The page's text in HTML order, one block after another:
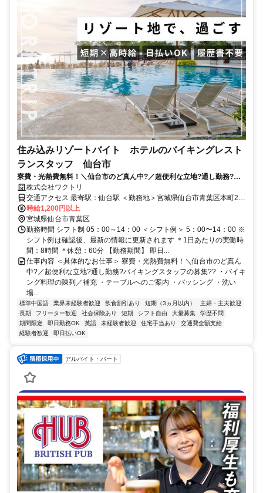
住み込みリゾートバイト ホテルのバイキングレスト
ランスタッフ 仙台市
寮費・光熱費無料！＼仙台市のど真ん中?／超便利な立地?通し勤務?バ
イキングスタッフの募集??
株式会社ワクトリ
交通アクセス 最寄駅：仙台駅 ＜勤務地＞宮城県仙台市青葉区本町2丁
目2-5★寮完備・赴任交通費支給！ 【東京方面より】 新幹線で東京駅
⇒仙台駅（約90分） 仙台駅より徒歩で約12分 ※ご自宅からの通勤も
相談OK！住み込みを希望されない場合もお気軽にご相談ください。
時給1,200円以上
宮城県仙台市青葉区
勤務時間 シフト制 05：00～14：00 ＜シフト例＞ 5：00〜14：00 ※
シフト例は確認後、最新の情報に更新されます ＊1日あたりの実働時
間：8時間 ＊休憩：60分 【勤務期間】 即日...
仕事内容 ＜具体的なお仕事＞ 寮費・光熱費無料！＼仙台市のど真ん
中?／超便利な立地?通し勤務?バイキングスタッフの募集?? ・バイキ
ング料理の陳列／補充 ・テーブルへのご案内 ・バッシング ・洗い
場...
標準中国語 業界未経験者歓迎 飲食割引あり 短期（3ヵ月以内）
主婦・主夫歓迎
長期
フリーター歓迎 社会保険あり 短期 シフト自由 大量募集
学歴不問
期間限定
即日勤務OK 英語 未経験者歓迎 住宅手当あり
交通費全額支給
経験者歓迎
即日払いOK
アルバイト・パート